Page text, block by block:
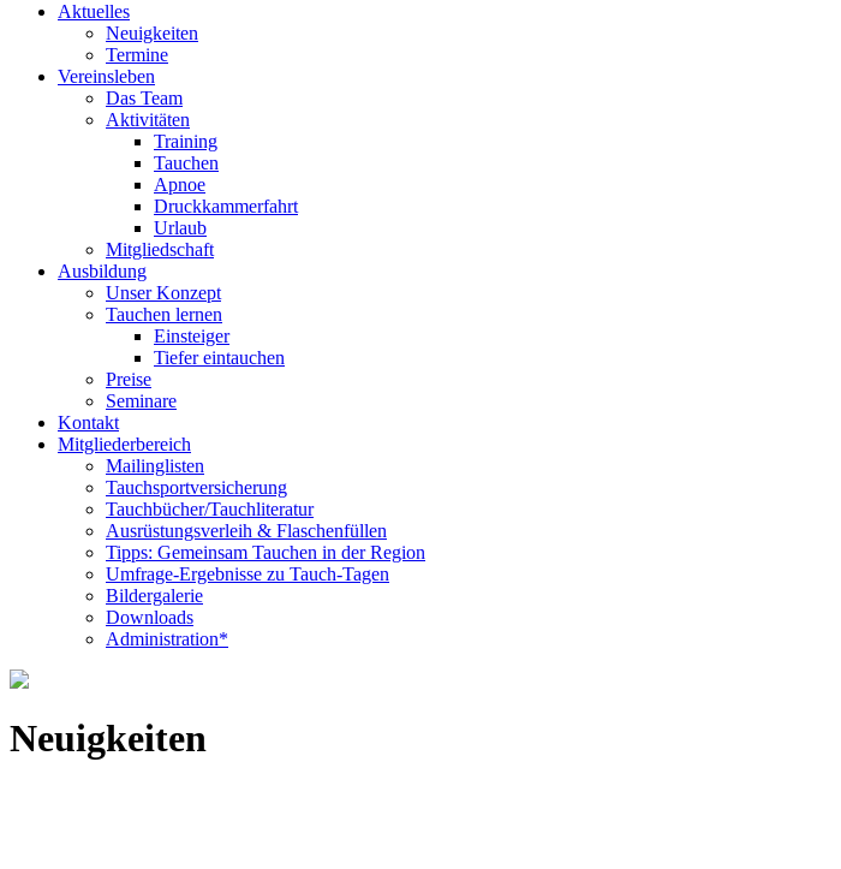
Aktuelles
Neuigkeiten
Termine
Vereinsleben
Das Team
Aktivitäten
Training
Tauchen
Apnoe
Druckkammerfahrt
Urlaub
Mitgliedschaft
Ausbildung
Unser Konzept
Tauchen lernen
Einsteiger
Tiefer eintauchen
Preise
Seminare
Kontakt
Mitgliederbereich
Mailinglisten
Tauchsportversicherung
Tauchbücher/Tauchliteratur
Ausrüstungsverleih & Flaschenfüllen
Tipps: Gemeinsam Tauchen in der Region
Umfrage-Ergebnisse zu Tauch-Tagen
Bildergalerie
Downloads
Administration*
Neuigkeiten